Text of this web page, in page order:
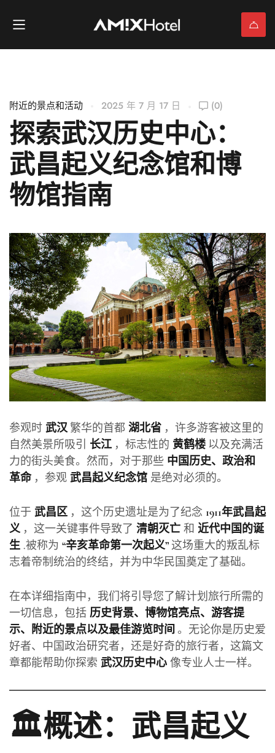
附近的景点和活动 2025 年 7 月 17 日 (0)
探索武汉历史中心：
武昌起义纪念馆和博
物馆指南
参观时 武汉繁华的首都 湖北省 ，许多游客被这里的
自然美景所吸引 长江 ，标志性的 黄鹤楼 以及充满活
力的街头美食。然而，对于那些 中国历史、政治和
革命 ，参观 武昌起义纪念馆 是绝对必须的。
位于 武昌区 ，这个历史遗址是为了纪念 1911年武昌起
义 ，这一关键事件导致了 清朝灭亡 和 近代中国的诞
生 .被称为 “辛亥革命第一次起义”这场重大的叛乱标
志着帝制统治的终结，并为中华民国奠定了基础。
在本详细指南中，我们将引导您了解计划旅行所需的
一切信息，包括 历史背景、博物馆亮点、游客提
示、附近的景点以及最佳游览时间 。无论你是历史爱
好者、中国政治研究者，还是好奇的旅行者，这篇文
章都能帮助你探索 武汉历史中心 像专业人士一样。
🏛️概述：武昌起义